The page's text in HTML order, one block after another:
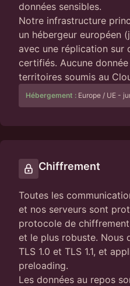
données sensibles.
Notre infrastructure
un hébergeur européen
avec une réplication sur
certifiés. Aucune
territoires soumis au
Hébergement : Europe / UE -
Chiffrement
Toutes les
et nos serveurs sont
protocole de
et le plus robuste. Nous
TLS 1.0 et TLS 1.1, et
preloading.
Les données au repos